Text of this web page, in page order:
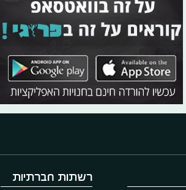
רשתות חברתיות